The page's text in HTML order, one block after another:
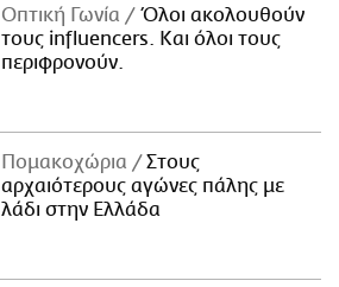
Οπτική Γωνία
Όλοι ακολουθούν
τους influencers. Και όλοι τους
περιφρονούν.
Πομακοχώρια
Στους
αρχαιότερους αγώνες πάλης με
λάδι στην Ελλάδα